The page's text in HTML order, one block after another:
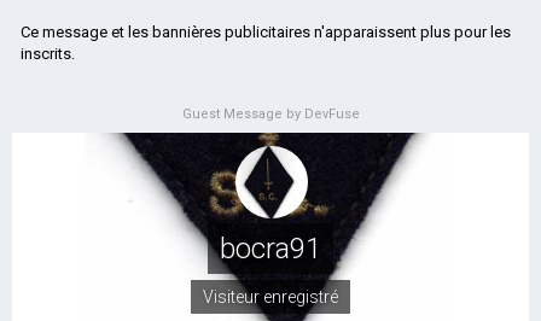
Ce message et les bannières publicitaires n'apparaissent plus pour les
inscrits.
Guest Message by DevFuse
bocra91
Visiteur enregistré